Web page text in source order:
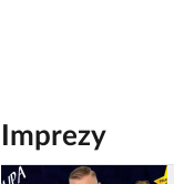
Imprezy